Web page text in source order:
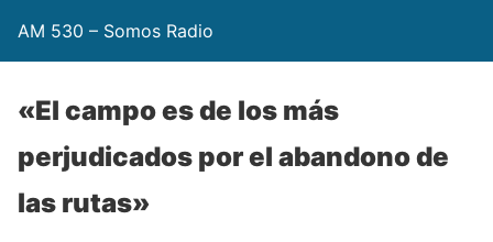
AM 530 – Somos Radio
«El campo es de los más
perjudicados por el abandono de
las rutas»